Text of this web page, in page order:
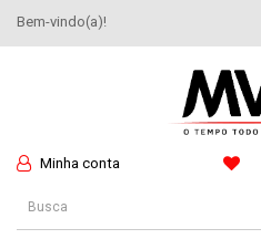
Bem-vindo(a)!
Minha conta